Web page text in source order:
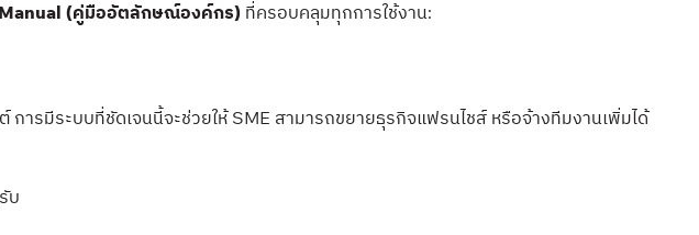
(คู่มืออัตลักษณ์องค์กร) ที่ครอบคลุมทุกการใช้งาน:
ารมีระบบที่ชัดเจนนี้จะช่วยให้ SME สามารถขยายธุรกิจแฟรนไชส์ หรือจ้างทีมงานเพิ่มได้
บ